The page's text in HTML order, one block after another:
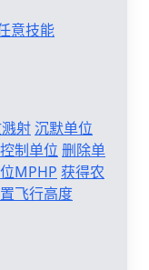
意技能
射沉默单位
控制单位 删除单
MPHP 获得农
飞行高度